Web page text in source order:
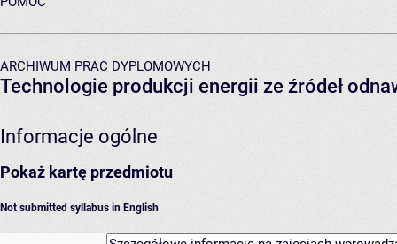
ARCHIWUM PRAC DYPLOMOWYCH
Technologie produkcji energii ze źródeł
Informacje ogólne
Pokaż kartę przedmiotu
Not submitted syllabus in English